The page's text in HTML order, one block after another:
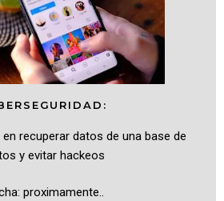
recuperar datos de una base de
y evitar hackeos
proximamente..